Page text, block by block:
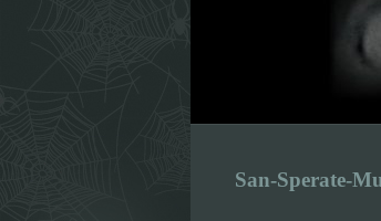
San-Sperate-